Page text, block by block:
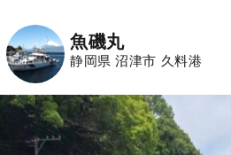
魚磯丸
静岡県 沼津市 久料港